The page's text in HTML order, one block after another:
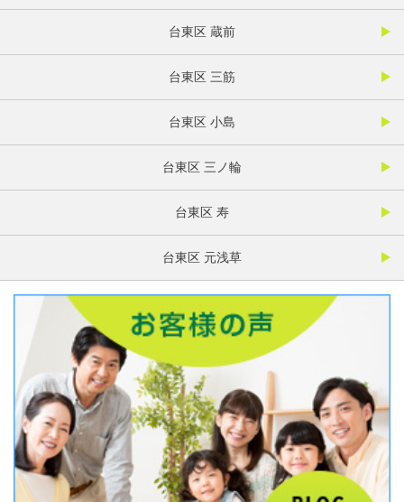
台東区 蔵前
台東区 三筋
台東区 小島
台東区 三ノ輪
台東区 寿
台東区 元浅草